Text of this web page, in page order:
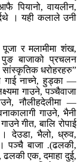
पियानो, वायलीन,
। यही कलाले उनी
पूजा र मलामीमा शंख,
पुङ बाजाको प्रचलन
सांस्कृतिक धरोहरहरु”
गाई नाच्ने, हुड्का —
गाउने, पञ्चैवाजा
नौलीहदेलीमा —
गाउने, भैनी
गीत, बालि रोपाई
। देउडा, भैलो, ध्रुव,
। पञ्चै बाजा .(ढलकी,
ढलकी एक, दमाहा दुई,